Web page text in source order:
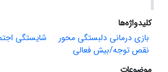
کلیدواژه‌ها
بازی درمانی دلبستگی محور
شایستگی
نقص توجه/بیش ‏فعالی